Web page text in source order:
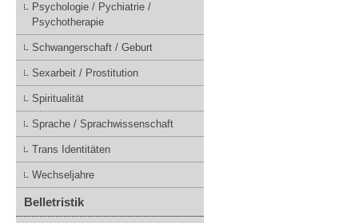
Psychologie / Pychiatrie /
Psychotherapie
Schwangerschaft / Geburt
Sexarbeit / Prostitution
Spiritualität
Sprache / Sprachwissenschaft
Trans Identitäten
Wechseljahre
Belletristik